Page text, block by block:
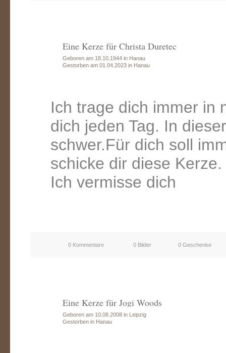
Eine Kerze für Christa Duretec
Geboren am 18.10.1944 in Hanau
Gestorben am 01.04.2023 in Hanau
Ich trage dich immer in
dich jeden Tag. In
schwer.Für dich soll
schicke dir diese Kerze.
Ich vermisse dich
0 Kommentare 0 Bilder 0 Geschenke
Eine Kerze für Jogi Woods
Geboren am 10.08.2008 in Leipzig
Gestorben in Hanau